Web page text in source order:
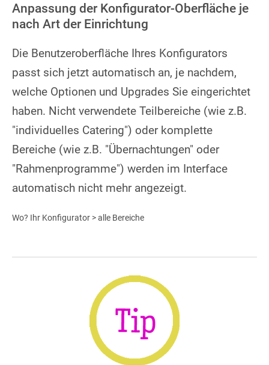
Anpassung der Konfigurator-Oberfläche je
nach Art der Einrichtung
Die Benutzeroberfläche Ihres Konfigurators
passt sich jetzt automatisch an, je nachdem,
welche Optionen und Upgrades Sie eingerichtet
haben. Nicht verwendete Teilbereiche (wie z.B.
"individuelles Catering") oder komplette
Bereiche (wie z.B. "Übernachtungen" oder
"Rahmenprogramme") werden im Interface
automatisch nicht mehr angezeigt.
Wo? Ihr Konfigurator > alle Bereiche